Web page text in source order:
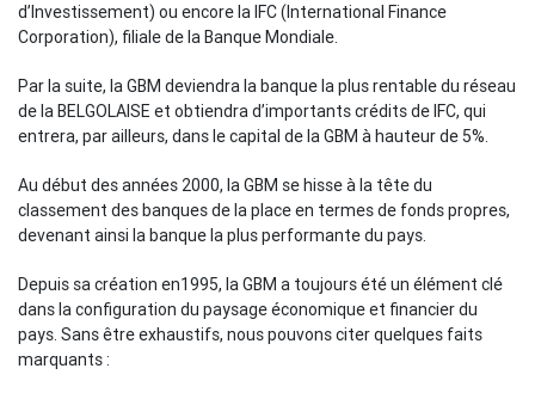
d’Investissement) ou encore la IFC (International Finance
Corporation), filiale de la Banque Mondiale.
Par la suite, la GBM deviendra la banque la plus rentable du réseau
de la BELGOLAISE et obtiendra d’importants crédits de IFC, qui
entrera, par ailleurs, dans le capital de la GBM à hauteur de 5%.
Au début des années 2000, la GBM se hisse à la tête du
classement des banques de la place en termes de fonds propres,
devenant ainsi la banque la plus performante du pays.
Depuis sa création en1995, la GBM a toujours été un élément clé
dans la configuration du paysage économique et financier du
pays. Sans être exhaustifs, nous pouvons citer quelques faits
marquants :